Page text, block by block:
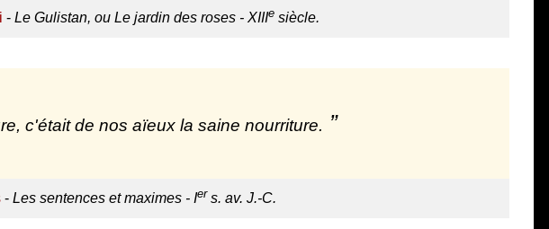
- Le Gulistan, ou Le jardin des roses - XIIIe siècle.
c'était de nos aïeux la saine nourriture.
- Les sentences et maximes - Ier s. av. J.-C.